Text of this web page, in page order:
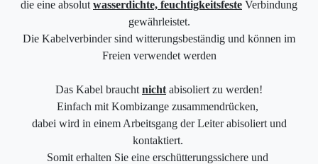
die eine absolut wasserdichte, feuchtigkeitsfeste Verbindung
gewährleistet.
Die Kabelverbinder sind witterungsbeständig und können im
Freien verwendet werden
Das Kabel braucht nicht abisoliert zu werden!
Einfach mit Kombizange zusammendrücken,
dabei wird in einem Arbeitsgang der Leiter abisoliert und
kontaktiert.
Somit erhalten Sie eine erschütterungssichere und